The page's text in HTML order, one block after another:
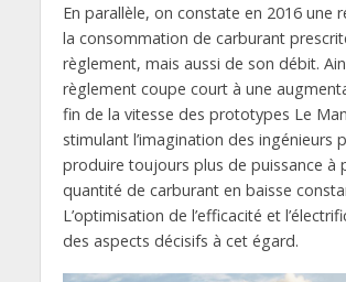
En parallèle, on constate en 2016 une
la consommation de carburant
règlement, mais aussi de son débit.
règlement coupe court à une
fin de la vitesse des prototypes Le
stimulant l’imagination des ingénieurs
produire toujours plus de puissance à
quantité de carburant en baisse
L’optimisation de l’efficacité et
des aspects décisifs à cet égard.